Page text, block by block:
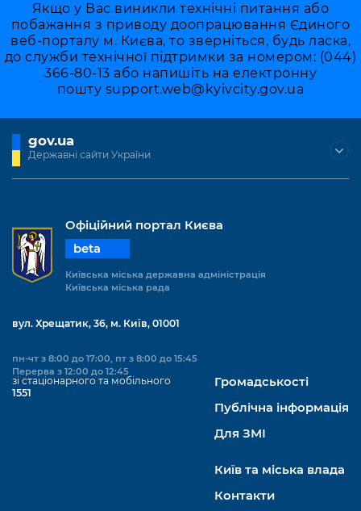
Якщо у Вас виникли технічні питання або
побажання з приводу доопрацювання Єдиного
веб-порталу м. Києва, то зверніться, будь ласка,
до служби технічної підтримки за номером: (044)
366-80-13 або напишіть на електронну
пошту support.web@kyivcity.gov.ua
gov.ua
Державні сайти України
Офіційний портал Києва
beta
Київська міська державна адміністрація
Київська міська рада
вул. Хрещатик, 36, м. Київ, 01001
пн-чт з 8:00 до 17:00, пт з 8:00 до 15:45
Перерва з 12:00 до 12:45
зі стаціонарного та мобільного
1551
Громадськості
Публічна інформація
Для ЗМІ
Київ та міська влада
Контакти